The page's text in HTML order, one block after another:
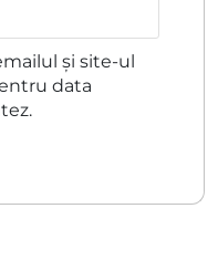
și site-ul
data